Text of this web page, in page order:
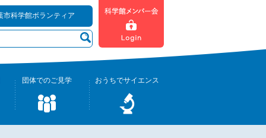
市科学館ボランティア
団体でのご見学 おうちでサイエンス